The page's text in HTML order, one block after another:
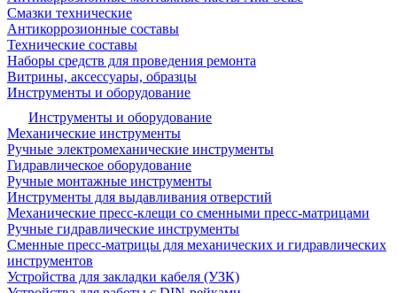
Смазки технические
Антикоррозионные составы
Технические составы
Наборы средств для проведения ремонта
Витрины, аксессуары, образцы
Инструменты и оборудование
Инструменты и оборудование
Механические инструменты
Ручные электромеханические инструменты
Гидравлическое оборудование
Ручные монтажные инструменты
Инструменты для выдавливания отверстий
Механические пресс-клещи со сменными пресс-матрицами
Ручные гидравлические инструменты
Сменные пресс-матрицы для механических и гидравлических
инструментов
Устройства для закладки кабеля (УЗК)